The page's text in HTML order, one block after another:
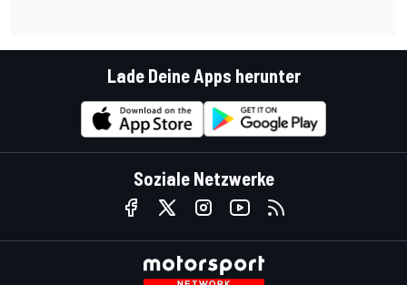
Lade Deine Apps herunter
Soziale Netzwerke